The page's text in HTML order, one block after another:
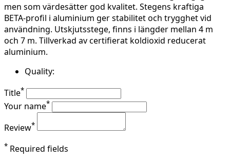
men som värdesätter god kvalitet. Stegens kraftiga
BETA-profil i aluminium ger stabilitet och trygghet vid
användning. Utskjutsstege, finns i längder mellan 4 m
och 7 m. Tillverkad av certifierat koldioxid reducerat
aluminium.
Quality:
Title*
Your name*
Review*
* Required fields